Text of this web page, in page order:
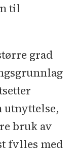
til
grad
utnyttelse,
bruk av
fylles med